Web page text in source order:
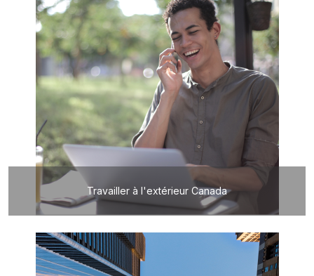
Travailler à l'extérieur Canada